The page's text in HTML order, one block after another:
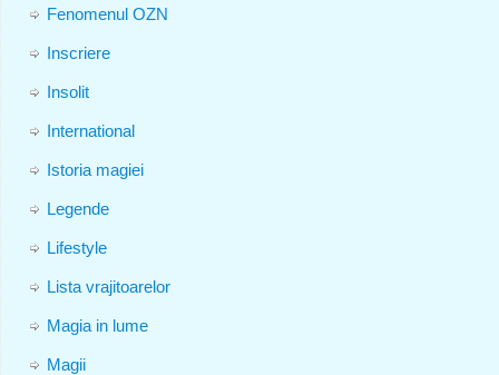
Fenomenul OZN
Inscriere
Insolit
International
Istoria magiei
Legende
Lifestyle
Lista vrajitoarelor
Magia in lume
Magii